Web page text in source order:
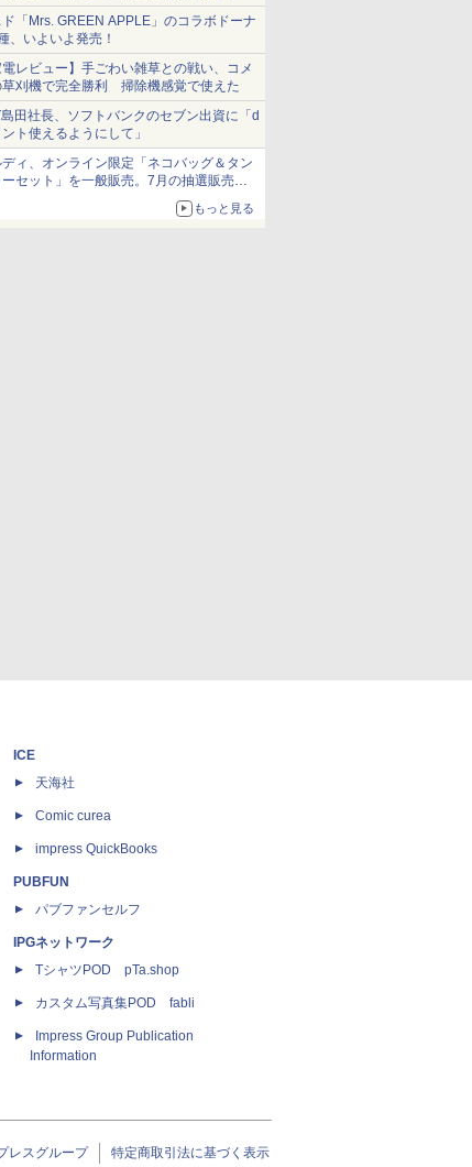
ツは1990円に
ド「Mrs. GREEN APPLE」のコラボドーナ
、いよいよ発売！
電レビュー】手ごわい雑草との戦い、コメ
草刈機で完全勝利 掃除機感覚で使えた
島田社長、ソフトバンクのセブン出資に「d
ト使えるようにして」
ディ、オンライン限定「ネコバッグ＆タン
ーセット」を一般販売。7月の抽選販売の
もっと見る
ICE
天海社
Comic curea
impress QuickBooks
PUBFUN
パブファンセルフ
IPGネットワーク
TシャツPOD pTa.shop
カスタム写真集POD fabli
Impress Group Publication
Information
レスグループ 特定商取引法に基づく表示